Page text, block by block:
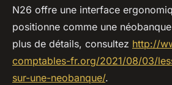
N26 offre une interface
positionne comme une
plus de détails, consultez http://
comptables-fr.org/2021/08/03/
sur-une-neobanque/.